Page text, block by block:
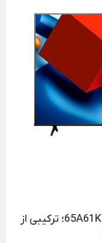
تلویزیون ۶۵ اینچ هایسنس مدل 65A61K؛ ترکیبی از